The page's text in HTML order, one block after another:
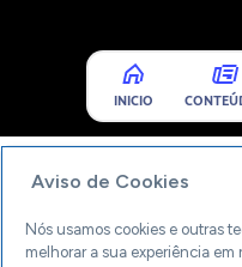
INICIO
Aviso de Cookies
Nós usamos cookies e outras
melhorar a sua experiência em